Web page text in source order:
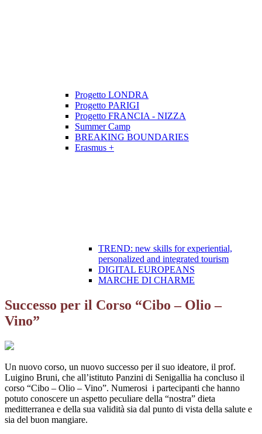
Progetto LONDRA
Progetto PARIGI
Progetto FRANCIA - NIZZA
Summer Camp
BREAKING BOUNDARIES
Erasmus +
TREND: new skills for experiential,
personalized and integrated tourism
DIGITAL EUROPEANS
MARCHE DI CHARME
Successo per il Corso “Cibo – Olio –
Vino”
Un nuovo corso, un nuovo successo per il suo ideatore, il prof.
Luigino Bruni, che all’istituto Panzini di Senigallia ha concluso il
corso “Cibo – Olio – Vino”. Numerosi i partecipanti che hanno
potuto conoscere un aspetto peculiare della “nostra” dieta
meditterranea e della sua validità sia dal punto di vista della salute e
sia del buon mangiare.